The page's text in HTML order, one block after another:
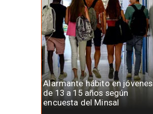
Alarmante hábito en jóvenes
de 13 a 15 años según
encuesta del Minsal